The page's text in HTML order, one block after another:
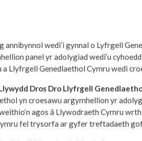
annibynnol wedi’i gynnal o Lyfrgell
panel yr adolygiad wedi’u
Llyfrgell Genedlaethol Cymru wedi
Dros Dro Llyfrgell
yn croesawu argymhellion yr
agos â Llywodraeth Cymru
fel trysorfa ar gyfer treftadaeth